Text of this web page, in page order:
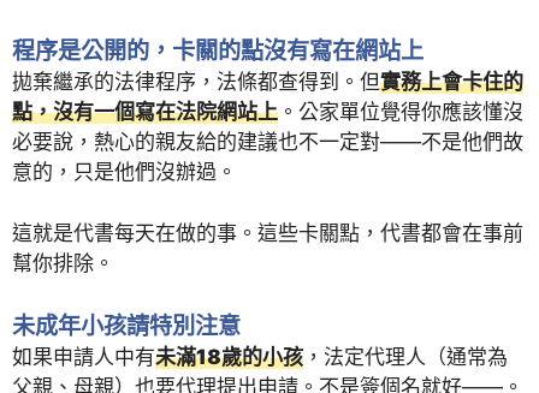
程序是公開的，卡關的點沒有寫在網站上
拋棄繼承的法律程序，法條都查得到。但實務上會卡住的
點，沒有一個寫在法院網站上 。公家單位覺得你應該懂沒
必要說，熱心的親友給的建議也不一定對——不是他們故
意的，只是他們沒辦過。
這就是代書每天在做的事。這些卡關點，代書都會在事前
幫你排除。
未成年小孩請特別注意
如果申請人中有未滿18歲的小孩 ，法定代理人（通常為
父親、母親）也要代理提出申請。不是簽個名就好——。